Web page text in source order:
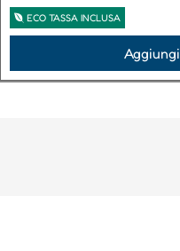
ECO TASSA INCLUSA
Aggiungi